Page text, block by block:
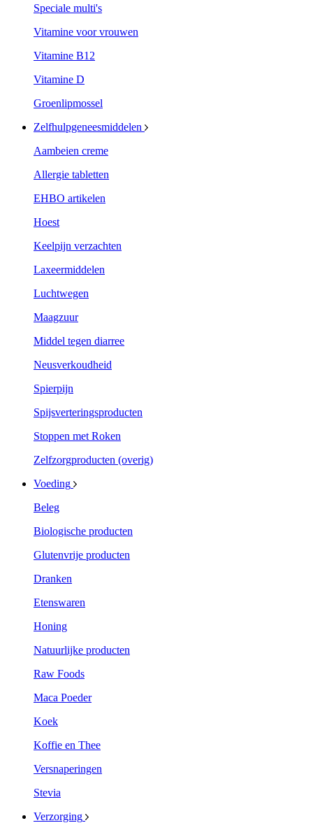
Speciale multi's
Vitamine voor vrouwen
Vitamine B12
Vitamine D
Groenlipmossel
Zelfhulpgeneesmiddelen
Aambeien creme
Allergie tabletten
EHBO artikelen
Hoest
Keelpijn verzachten
Laxeermiddelen
Luchtwegen
Maagzuur
Middel tegen diarree
Neusverkoudheid
Spierpijn
Spijsverteringsproducten
Stoppen met Roken
Zelfzorgproducten (overig)
Voeding
Beleg
Biologische producten
Glutenvrije producten
Dranken
Etenswaren
Honing
Natuurlijke producten
Raw Foods
Maca Poeder
Koek
Koffie en Thee
Versnaperingen
Stevia
Verzorging